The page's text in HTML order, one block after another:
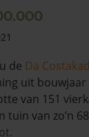
de Da
uit
van 151
van zo’n